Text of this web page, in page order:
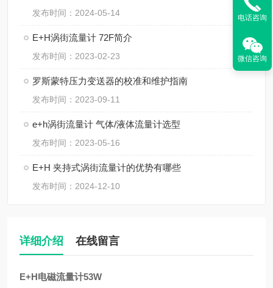
发布时间：2024-05-14
E+H涡街流量计 72F简介
发布时间：2023-02-23
罗斯蒙特压力变送器的校准和维护指南
发布时间：2023-09-11
e+h涡街流量计 气体/液体流量计选型
发布时间：2023-05-16
E+H 夹持式涡街流量计的优势有哪些
发布时间：2024-12-10
详细介绍 在线留言
E+H电磁流量计53W
电话咨询
微信咨询